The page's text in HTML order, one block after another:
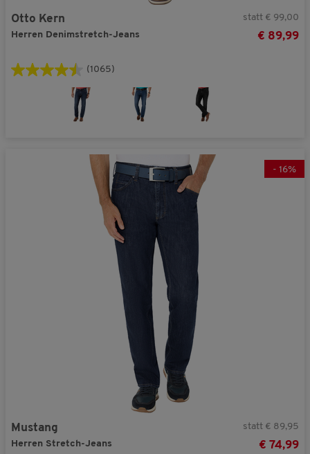
Otto Kern
Herren Denimstretch-Jeans
statt € 99,00
€ 89,99
(1065)
- 16%
Mustang
Herren Stretch-Jeans
statt € 89,95
€ 74,99